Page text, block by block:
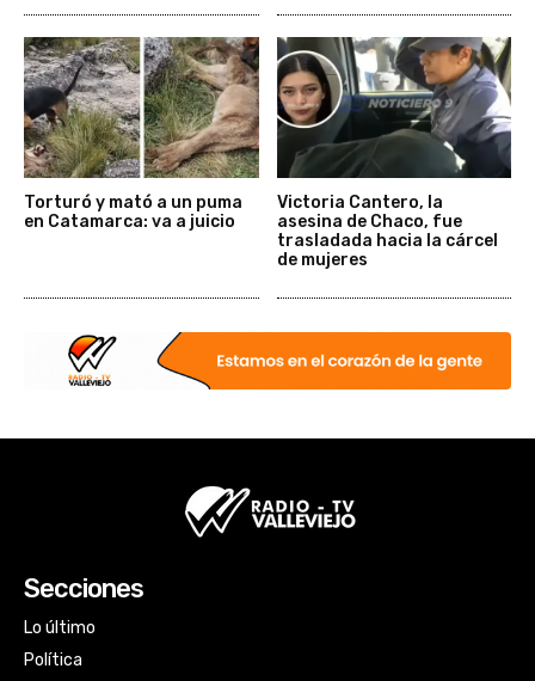
Torturó y mató a un puma
en Catamarca: va a juicio
Victoria Cantero, la
asesina de Chaco, fue
trasladada hacia la cárcel
de mujeres
Secciones
Lo último
Política